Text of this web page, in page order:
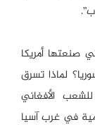
صنعتها أمريكا
لماذا تسرق
الأفغاني
في غرب آسيا